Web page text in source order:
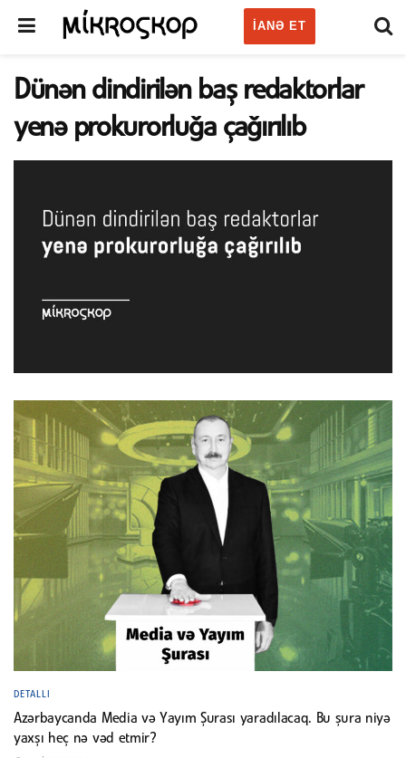
IANƏ ET
Dünən dindirilən baş redaktorlar
yenə prokurorluğa çağırılıb
DETALLI
Azərbaycanda Media və Yayım Şurası yaradılacaq. Bu şura niyə
yaxşı heç nə vəd etmir?